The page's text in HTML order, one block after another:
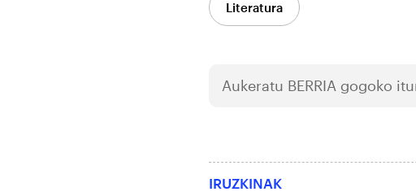
Literatura
Aukeratu BERRIA gogoko
IRUZKINAK